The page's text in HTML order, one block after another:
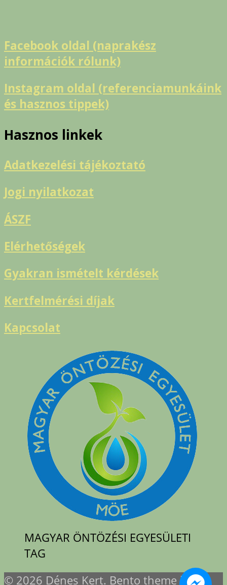
Facebook oldal (naprakész
információk rólunk)
Instagram oldal (referenciamunkáink
és hasznos tippek)
Hasznos linkek
Adatkezelési tájékoztató
Jogi nyilatkozat
ÁSZF
Elérhetőségek
Gyakran ismételt kérdések
Kertfelmérési díjak
Kapcsolat
MAGYAR ÖNTÖZÉSI EGYESÜLETI
TAG
© 2026 Dénes Kert. Bento theme by